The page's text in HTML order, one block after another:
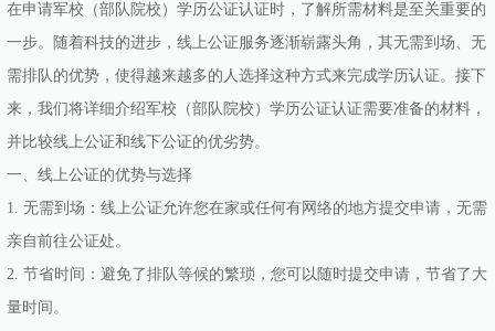
在申请军校（部队院校）学历公证认证时，了解所需材料是至关重要的
一步。随着科技的进步，线上公证服务逐渐崭露头角，其无需到场、无
需排队的优势，使得越来越多的人选择这种方式来完成学历认证。接下
来，我们将详细介绍军校（部队院校）学历公证认证需要准备的材料，
并比较线上公证和线下公证的优劣势。
一、线上公证的优势与选择
1. 无需到场：线上公证允许您在家或任何有网络的地方提交申请，无需
亲自前往公证处。
2. 节省时间：避免了排队等候的繁琐，您可以随时提交申请，节省了大
量时间。